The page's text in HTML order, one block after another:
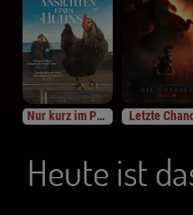
Nur kurz im Programm Letzte
Heute ist